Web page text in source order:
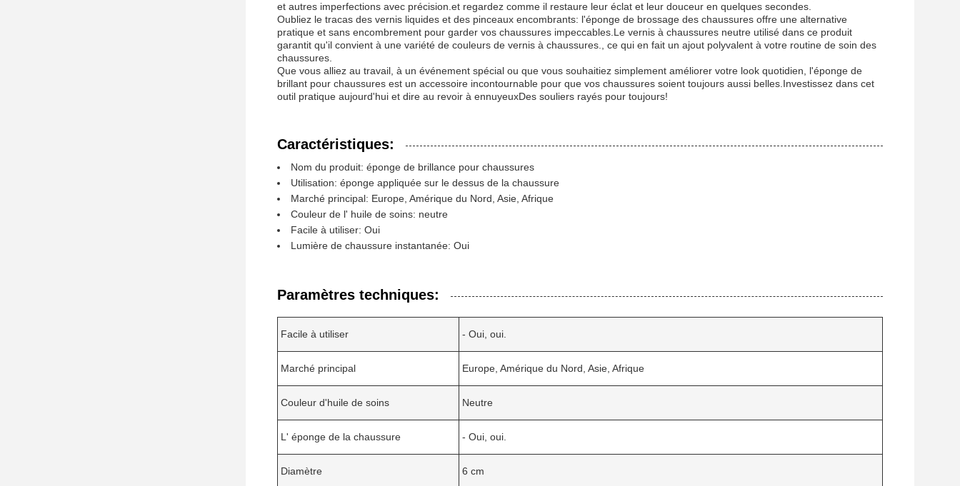
et autres imperfections avec précision.et regardez comme il restaure leur éclat et leur douceur en quelques secondes.
Oubliez le tracas des vernis liquides et des pinceaux encombrants: l'éponge de brossage des chaussures offre une alternative
pratique et sans encombrement pour garder vos chaussures impeccables.Le vernis à chaussures neutre utilisé dans ce produit
garantit qu'il convient à une variété de couleurs de vernis à chaussures., ce qui en fait un ajout polyvalent à votre routine de soin des
chaussures.
Que vous alliez au travail, à un événement spécial ou que vous souhaitiez simplement améliorer votre look quotidien, l'éponge de
brillant pour chaussures est un accessoire incontournable pour que vos chaussures soient toujours aussi belles.Investissez dans cet
outil pratique aujourd'hui et dire au revoir à ennuyeuxDes souliers rayés pour toujours!
Caractéristiques:
Nom du produit: éponge de brillance pour chaussures
Utilisation: éponge appliquée sur le dessus de la chaussure
Marché principal: Europe, Amérique du Nord, Asie, Afrique
Couleur de l' huile de soins: neutre
Facile à utiliser: Oui
Lumière de chaussure instantanée: Oui
Paramètres techniques:
Facile à utiliser - Oui, oui.
Marché principal Europe, Amérique du Nord, Asie, Afrique
Couleur d'huile de soins Neutre
L' éponge de la chaussure - Oui, oui.
Diamètre 6 cm